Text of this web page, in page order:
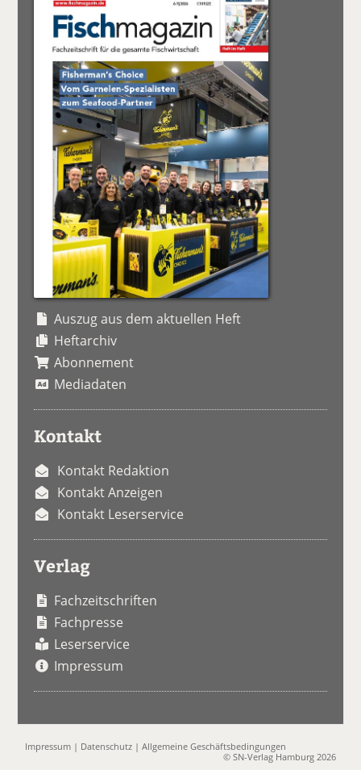
Auszug aus dem aktuellen Heft
Heftarchiv
Abonnement
Mediadaten
Kontakt
Kontakt Redaktion
Kontakt Anzeigen
Kontakt Leserservice
Verlag
Fachzeitschriften
Fachpresse
Leserservice
Impressum
Impressum | Datenschutz |Allgemeine Geschäftsbedingungen
© SN-Verlag Hamburg 2026